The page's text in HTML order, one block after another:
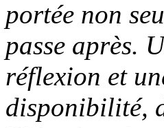
portée non
passe après.
réflexion et
disponibilité,